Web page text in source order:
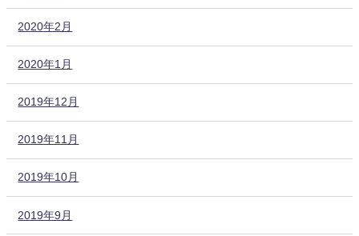
2020年2月
2020年1月
2019年12月
2019年11月
2019年10月
2019年9月